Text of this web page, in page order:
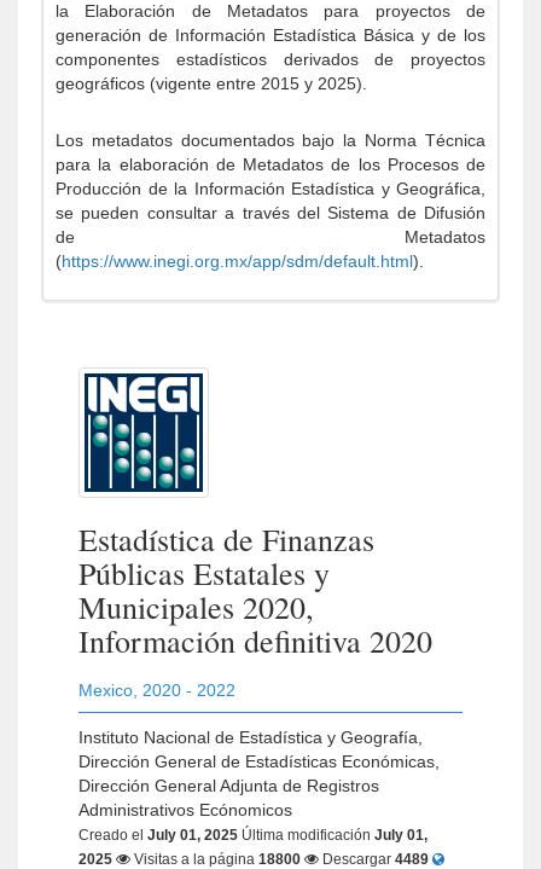
la Elaboración de Metadatos para proyectos de
generación de Información Estadística Básica y de los
componentes estadísticos derivados de proyectos
geográficos (vigente entre 2015 y 2025).
Los metadatos documentados bajo la Norma Técnica
para la elaboración de Metadatos de los Procesos de
Producción de la Información Estadística y Geográfica,
se pueden consultar a través del Sistema de Difusión
de Metadatos
(https://www.inegi.org.mx/app/sdm/default.html).
Estadística de Finanzas
Públicas Estatales y
Municipales 2020,
Información definitiva 2020
Mexico 2020 - 2022
Instituto Nacional de Estadística y Geografía,
Dirección General de Estadísticas Económicas,
Dirección General Adjunta de Registros
Administrativos Ecónomicos
Creado el July 01, 2025 Última modificación July 01,
2025
Visitas a la página 18800 Descargar 4489